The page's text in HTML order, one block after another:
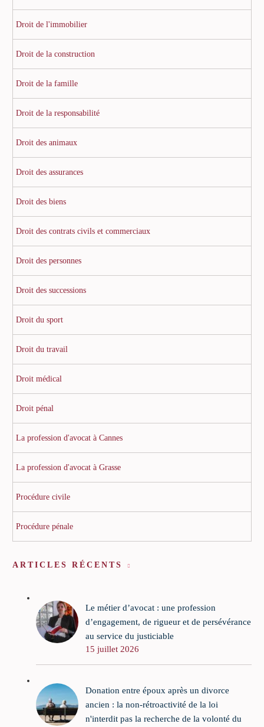
Droit de l'immobilier
Droit de la construction
Droit de la famille
Droit de la responsabilité
Droit des animaux
Droit des assurances
Droit des biens
Droit des contrats civils et commerciaux
Droit des personnes
Droit des successions
Droit du sport
Droit du travail
Droit médical
Droit pénal
La profession d'avocat à Cannes
La profession d'avocat à Grasse
Procédure civile
Procédure pénale
ARTICLES RÉCENTS
Le métier d’avocat : une profession
d’engagement, de rigueur et de persévérance
au service du justiciable
15 juillet 2026
Donation entre époux après un divorce
ancien : la non-rétroactivité de la loi
n'interdit pas la recherche de la volonté du